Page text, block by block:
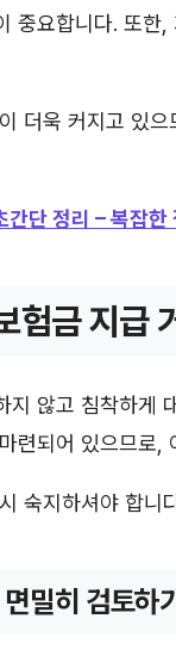
중요합니다. 또
더욱 커지고 있
단 정리 – 복잡한
험금 지급
지 않고 침착하
련되어 있으므로,
숙지하셔야 합니
밀히 검토하기